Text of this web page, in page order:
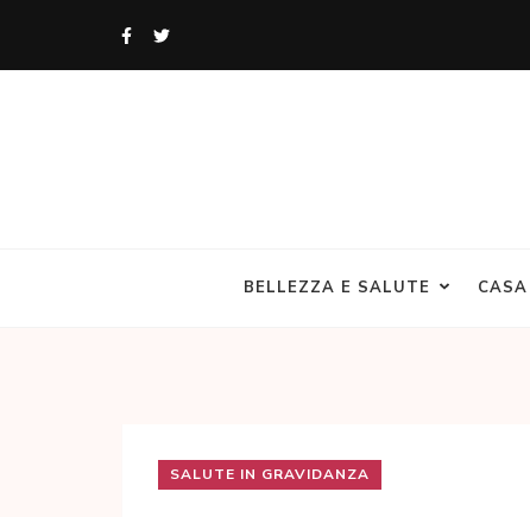
BELLEZZA E SALUTE CASA
SALUTE IN GRAVIDANZA